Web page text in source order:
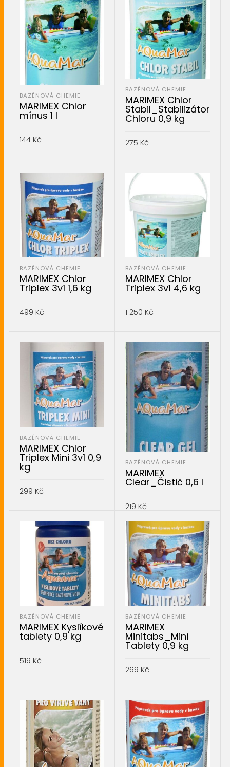
BAZÉNOVÁ CHEMIE
MARIMEX Chlor
mínus 1 l
144 Kč
BAZÉNOVÁ CHEMIE
MARIMEX Chlor
Stabil_Stabilizátor
Chloru 0,9 kg
275 Kč
BAZÉNOVÁ CHEMIE
MARIMEX Chlor
Triplex 3v1 1,6 kg
499 Kč
BAZÉNOVÁ CHEMIE
MARIMEX Chlor
Triplex 3v1 4,6 kg
1 250 Kč
BAZÉNOVÁ CHEMIE
MARIMEX Chlor
Triplex Mini 3v1 0,9
kg
299 Kč
BAZÉNOVÁ CHEMIE
MARIMEX
Clear_Čistič 0,6 l
219 Kč
PŘIDAT DO KOŠÍKU
BAZÉNOVÁ CHEMIE
MARIMEX Kyslíkové
tablety 0,9 kg
519 Kč
BAZÉNOVÁ CHEMIE
MARIMEX
Minitabs_Mini
Tablety 0,9 kg
269 Kč